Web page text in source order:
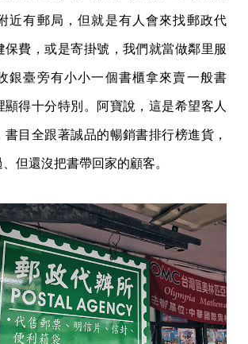
近有郵局，但就是有人會來找郵政代
保費，或是寄掛號，我們就當做鄰里服
銀臺旁有小小一個書櫃拿來賣一般書
顯得十分特別。阿寶說，這是希望客人
書目全跟著誠品的暢銷書排行榜進貨，
但還沒把書帶回家的顧客。